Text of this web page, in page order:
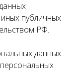
публичных
РФ.
данных